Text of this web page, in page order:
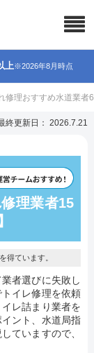
上※2026年8月時点
修理おすすめ水道業
終更新日： 2026.7.21
理業者15
得ています。
者選びに失敗し
イレ修理を依頼
レ詰まり業者を
ント、水道局指
ていますので、